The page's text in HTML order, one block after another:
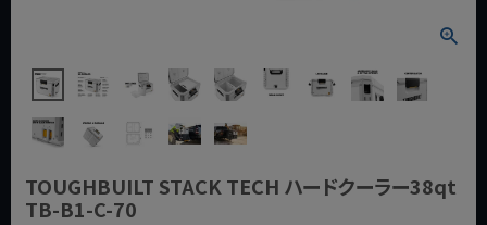
TOUGHBUILT STACK TECH ハードクーラー38qt
TB-B1-C-70